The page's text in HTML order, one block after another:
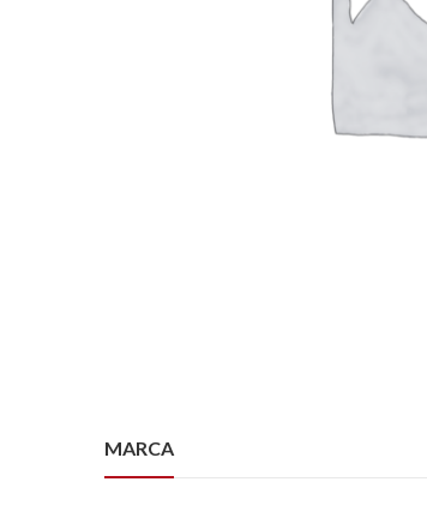
MARCA